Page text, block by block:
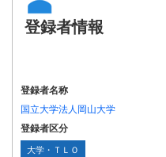
登録者情報
登録者名称
国立大学法人岡山大学
登録者区分
大学・ＴＬＯ